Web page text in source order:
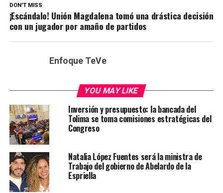
DON'T MISS
¡Escándalo! Unión Magdalena tomó una drástica decisión
con un jugador por amaño de partidos
Enfoque TeVe
YOU MAY LIKE
Inversión y presupuesto: la bancada del
Tolima se toma comisiones estratégicas del
Congreso
Natalia López Fuentes será la ministra de
Trabajo del gobierno de Abelardo de la
Espriella